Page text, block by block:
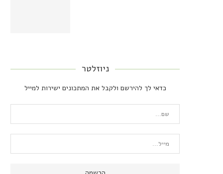
ניוזלטר
כדאי לך להירשם ולקבל את המתכונים ישירות למייל